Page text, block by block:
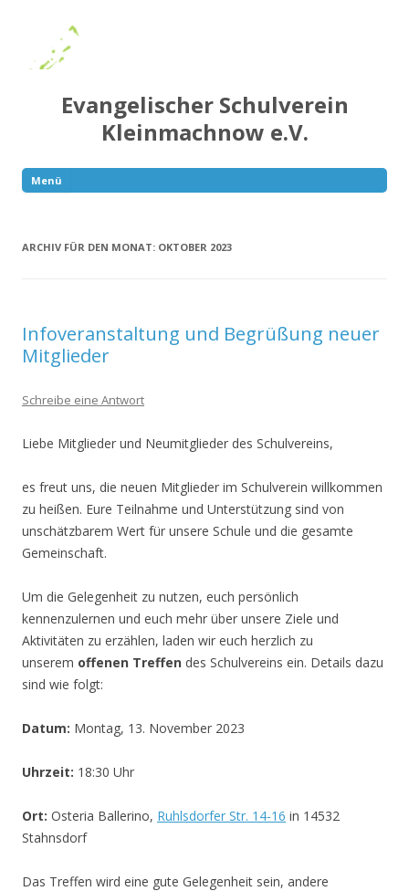
Evangelischer Schulverein
Kleinmachnow e.V.
Menü
ARCHIV FÜR DEN MONAT: OKTOBER 2023
Infoveranstaltung und Begrüßung neuer
Mitglieder
Schreibe eine Antwort
Liebe Mitglieder und Neumitglieder des Schulvereins,
es freut uns, die neuen Mitglieder im Schulverein willkommen
zu heißen. Eure Teilnahme und Unterstützung sind von
unschätzbarem Wert für unsere Schule und die gesamte
Gemeinschaft.
Um die Gelegenheit zu nutzen, euch persönlich
kennenzulernen und euch mehr über unsere Ziele und
Aktivitäten zu erzählen, laden wir euch herzlich zu
unserem offenen Treffen des Schulvereins ein. Details dazu
sind wie folgt:
Datum: Montag, 13. November 2023
Uhrzeit: 18:30 Uhr
Ort: Osteria Ballerino, Ruhlsdorfer Str. 14-16 in 14532
Stahnsdorf
Das Treffen wird eine gute Gelegenheit sein, andere